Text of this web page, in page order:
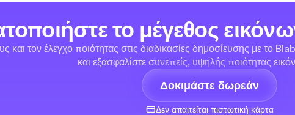
το μέγεθος
και τον έλεγχο ποιότητας στις διαδικασίες δημοσίευσης με το
και εξασφαλίστε συνεπείς, υψηλής ποιότητας
Δοκιμάστε δωρεάν
Δεν απαιτείται πιστωτική κάρτα